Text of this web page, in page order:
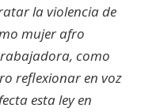
la violencia de
mujer afro
como
reflexionar en voz
esta ley en